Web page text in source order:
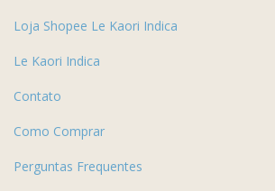
Loja Shopee Le Kaori Indica
Le Kaori Indica
Contato
Como Comprar
Perguntas Frequentes